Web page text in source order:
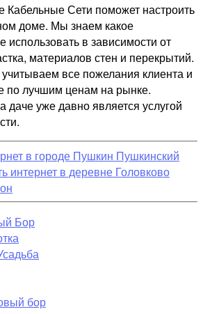
Кабельные Сети поможет настроить
доме. Мы знаем какое
использовать в зависимости от
материалов стен и перекрытий.
все пожелания клиента и
по лучшим ценам на рынке.
уже давно является услугой
в городе Пушкин Пушкинский
интернет в деревне Головково
Бор
бор